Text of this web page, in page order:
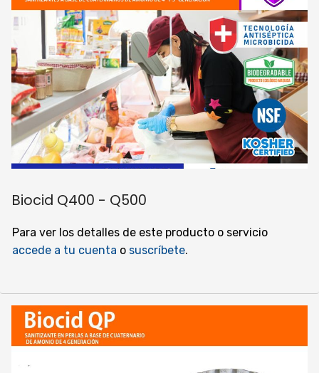
Biocid Q400 - Q500
Para ver los detalles de este producto o servicio
accede a tu cuenta o suscríbete.